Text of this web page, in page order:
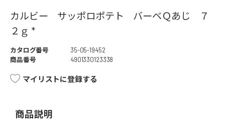
カルビー サッポロポテト バーベＱあじ ７
２ｇ *
カタログ番号
35-05-19452
商品番号
4901330123338
マイリストに登録する
商品説明